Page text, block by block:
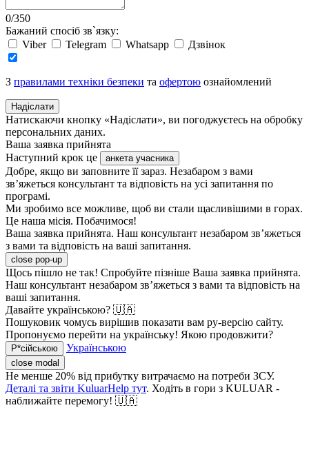
0/350
Бажаний спосіб зв`язку:
Viber
Telegram Whatsapp Дзвінок
З правилами техніки безпеки та офертою ознайомлений
Надіслати
Натискаючи кнопку «Надіслати», ви погоджуєтесь на обробку
персональних даних.
Ваша заявка прийнята
Наступний крок це
анкета учасника
Добре, якщо ви заповните її зараз. Незабаром з вами
зв’яжеться консультант та відповість на усі запитання по
програмі.
Ми зробимо все можливе, щоб ви стали щасливішими в горах.
Це наша місія. Побачимося!
Ваша заявка прийнята. Наш консультант незабаром зв’яжеться
з вами та відповість на ваші запитання.
close pop-up
Щось пішло не так! Спробуйте пізніше Ваша заявка прийнята.
Наш консультант незабаром зв’яжеться з вами та відповість на
ваші запитання.
Давайте українською? 🇺🇦
Пошуковик чомусь вирішив показати вам ру-версію сайту.
Пропонуємо перейти на українську! Якою продовжити?
Р*сійською Українською
close modal
Не менше 20% від прибутку витрачаємо на потреби ЗСУ.
Деталі та звіти KuluarHelp тут. Ходіть в гори з KULUAR -
наближайте перемогу! 🇺🇦